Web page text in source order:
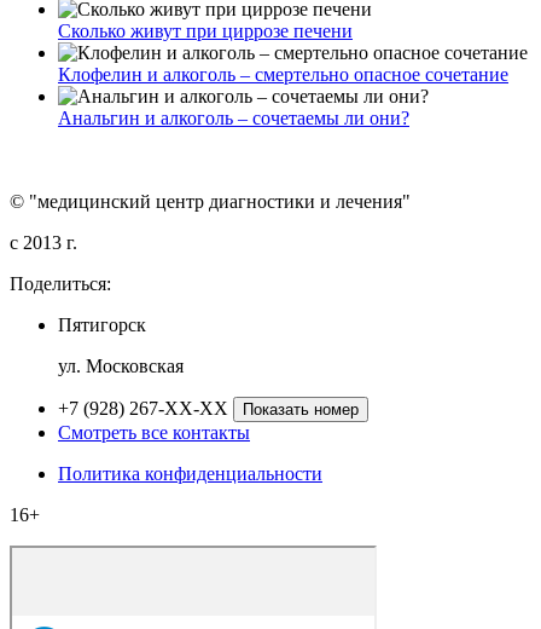
Сколько живут при циррозе печени
Клофелин и алкоголь – смертельно опасное сочетание
Анальгин и алкоголь – сочетаемы ли они?
© "медицинский центр диагностики и лечения"
c 2013 г.
Поделиться:
Пятигорск
ул. Московская
+7 (928) 267-XX-XX Показать номер
Смотреть все контакты
Политика конфиденциальности
16+